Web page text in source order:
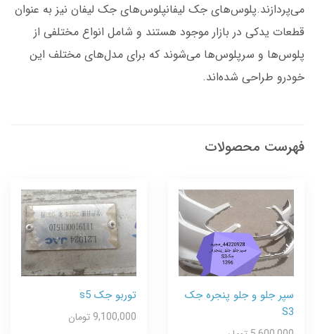
می‌پردازند.پلوس‌های جک لیفانپلوس‌های جک لیفان نیز به عنوان
قطعات یدکی در بازار موجود هستند و شامل انواع مختلفی از
پلوس‌ها و سرپلوس‌ها می‌شوند که برای مدل‌های مختلف این
خودرو طراحی شده‌اند.
فهرست محصولات
سپر جلو و جلو پنجره جک
S3
توربو جک s5
9,100,000 تومان